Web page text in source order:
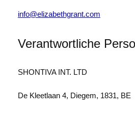
r
a
0
m
info@elizabethgrant.com
Verantwortliche
SHONTIVA INT. LTD
De Kleetlaan 4, Diegem, 1831, BE